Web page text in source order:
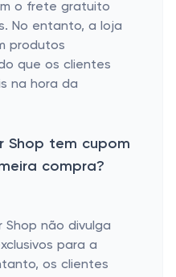
o frete gratuito
No entanto, a loja
produtos
que os clientes
na hora da
Shop tem cupom
compra?
Shop não divulga
para a
os clientes